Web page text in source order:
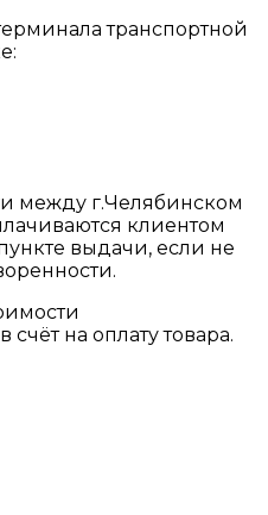
транспортной
между г.Челябинском
клиентом
выдачи, если не
на оплату товара.